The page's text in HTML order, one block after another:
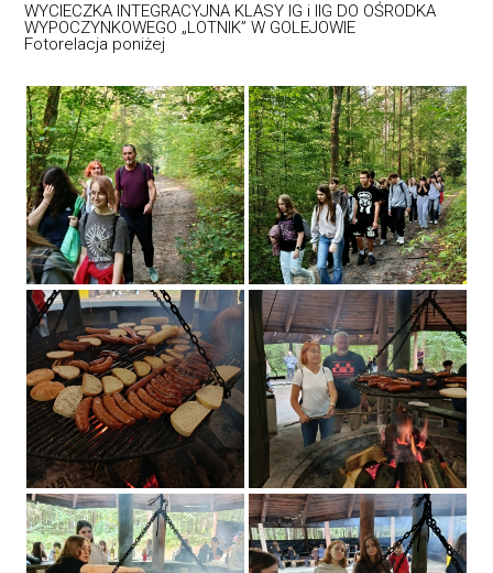
WYCIECZKA INTEGRACYJNA KLASY IG i IIG DO OŚRODKA
WYPOCZYNKOWEGO „LOTNIK” W GOLEJOWIE
Fotorelacja poniżej